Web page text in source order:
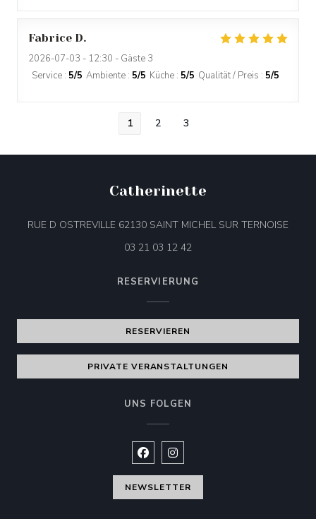
Fabrice D
2026-07-03 - 12:30 - Gäste 3
Service : 5/5 Ambiente : 5/5 Küche : 5/5 Qualität / Preis : 5/5
1 2 3
Catherinette
RUE D OSTREVILLE 62130 SAINT MICHEL SUR TERNOISE
03 21 03 12 42
RESERVIERUNG
RESERVIEREN
PRIVATE VERANSTALTUNGEN
UNS FOLGEN
Facebook ((öffnet ein neues
Instagram ((öffnet ein neues
NEWSLETTER